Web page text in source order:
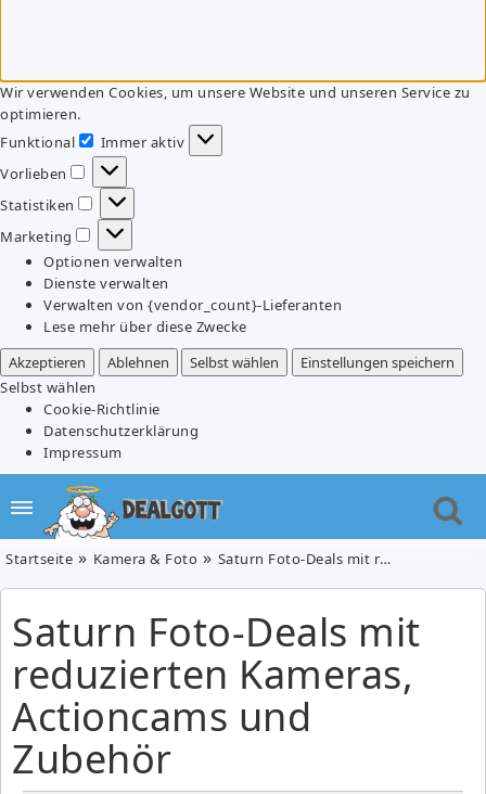
Wir verwenden Cookies, um unsere Website und unseren Service zu
optimieren.
Funktional
Funktional
Immer aktiv
Vorlieben
Vorlieben
Statistiken
Statistiken
Marketing
Marketing
Optionen verwalten
Dienste verwalten
Verwalten von {vendor_count}-Lieferanten
Lese mehr über diese Zwecke
Akzeptieren
Ablehnen Selbst wählen
Einstellungen speichern
Selbst wählen
Cookie-Richtlinie
Datenschutzerklärung
Impressum
Startseite Kamera & Foto Saturn Foto-Deals mit reduzierten Kameras, Actioncams und Zubehör
Saturn Foto-Deals mit
reduzierten Kameras,
Actioncams und
Zubehör